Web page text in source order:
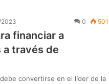
0 501
financiar a
través de
convertirse en el líder de la